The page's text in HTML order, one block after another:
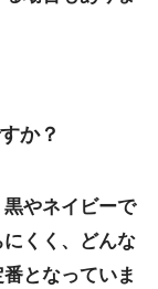
か？
黒やネイビーで
くく、どんな
となっていま